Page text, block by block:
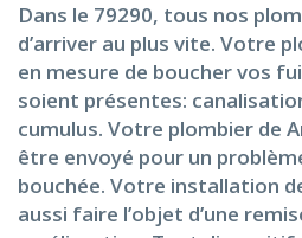
Dans le 79290, tous nos
d’arriver au plus vite. Votre
en mesure de boucher vos
soient présentes:
cumulus. Votre plombier de
être envoyé pour un
bouchée. Votre installation
aussi faire l’objet d’une